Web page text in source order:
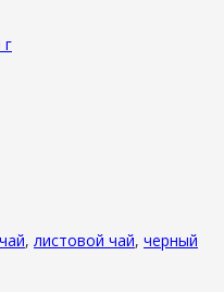
чай, листовой чай, черный